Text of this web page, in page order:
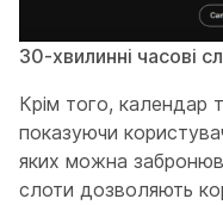
30-хвилинні часові
Крім того, календар
показуючи
яких можна
слоти дозволяють